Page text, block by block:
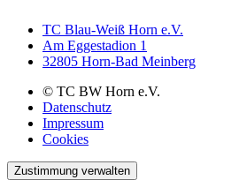
TC Blau-Weiß Horn e.V.
Am Eggestadion 1
32805 Horn-Bad Meinberg
© TC BW Horn e.V.
Datenschutz
Impressum
Cookies
Zustimmung verwalten